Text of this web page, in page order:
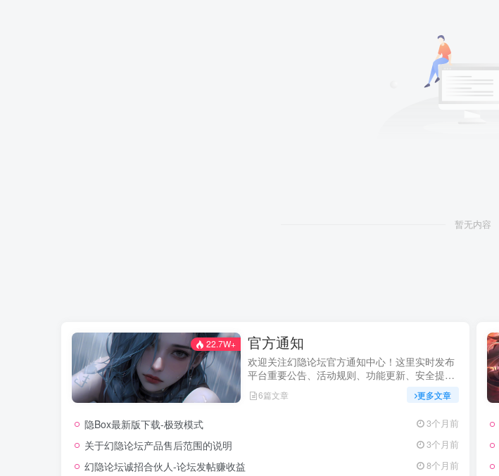
暂无内容
22.7W+ 官方通知
欢迎关注幻隐论坛官方通知中心！这里实时发布
平台重要公告、活动规则、功能更新、安全提醒
及用户权益说明，确保每位用户第一时间掌握最
新动态。我们坚持公开透明，通过权威通知保障
的使用体验！立即查看，不错过关键信息！
6篇文章 更多文章
隐Box最新版下载-极致模式 3个月前
关于幻隐论坛产品售后范围的说明 3个月前
幻隐论坛诚招合伙人-论坛发帖赚收益 8个月前